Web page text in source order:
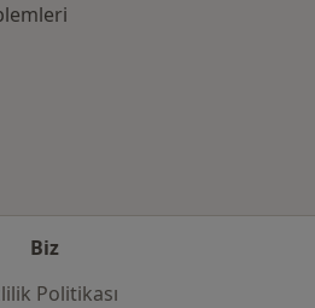
Biz
Politikası